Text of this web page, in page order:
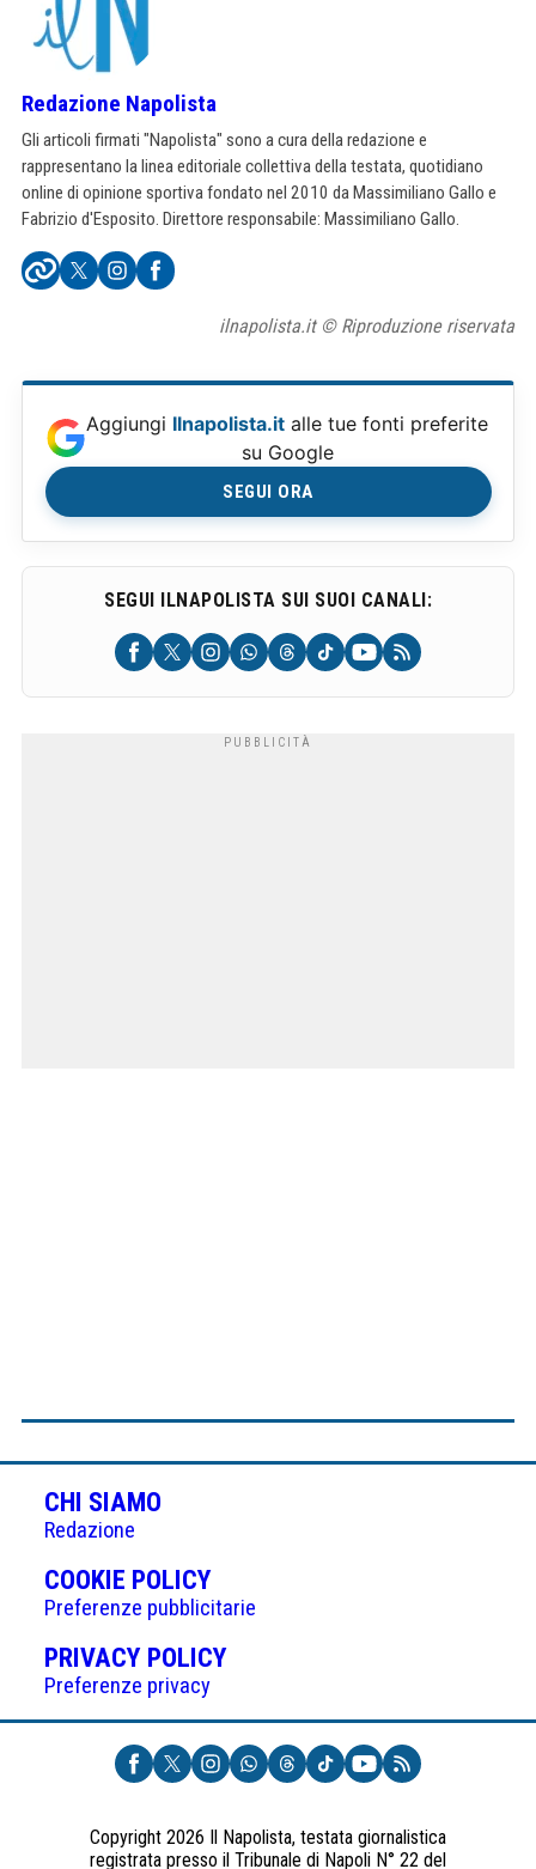
Redazione Napolista
Gli articoli firmati "Napolista" sono a cura della redazione e
rappresentano la linea editoriale collettiva della testata, quotidiano
online di opinione sportiva fondato nel 2010 da Massimiliano Gallo e
Fabrizio d'Esposito. Direttore responsabile: Massimiliano Gallo.
ilnapolista.it © Riproduzione riservata
Aggiungi Ilnapolista.it alle tue fonti preferite
su Google
SEGUI ORA
SEGUI ILNAPOLISTA SUI SUOI CANALI:
CHI SIAMO
Redazione
COOKIE POLICY(APRE
IN
UNA
NUOVA
Preferenze pubblicitarie
PRIVACY POLICY(APRE
UNA
NUOVA
SCHEDA)
Preferenze privacy
Copyright 2026 Il Napolista, testata giornalistica
registrata presso il Tribunale di Napoli N° 22 del